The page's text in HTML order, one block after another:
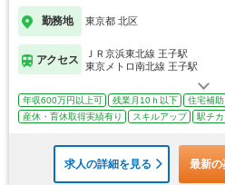
勤務地 東京都 北区
アクセス
ＪＲ京浜東北線 王子駅
東京メトロ南北線 王子駅
年収600万円以上可 残業月10ｈ以下
住宅補
産休・育休取得実績有り
スキルアップ 駅チカ
求人の詳細を見る 最新の